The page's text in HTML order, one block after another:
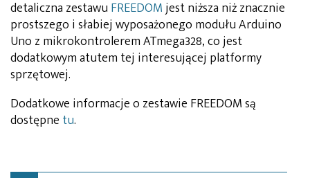
detaliczna zestawu FREEDOMjest niższa niż znacznie
prostszego i słabiej wyposażonego modułu Arduino
Uno z mikrokontrolerem ATmega328, co jest
dodatkowym atutem tej interesującej platformy
sprzętowej.
Dodatkowe informacje o zestawie FREEDOM są
dostępne tu.